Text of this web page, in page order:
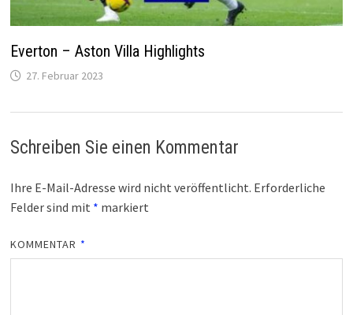
Everton – Aston Villa Highlights
27. Februar 2023
Schreiben Sie einen Kommentar
Ihre E-Mail-Adresse wird nicht veröffentlicht. Erforderliche
Felder sind mit * markiert
KOMMENTAR *